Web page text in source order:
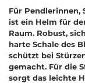
Für Pendlerinnen,
ist ein Helm für
Raum. Robust,
harte Schale des
schützt bei
gemacht. Für die
sorgt das leichte